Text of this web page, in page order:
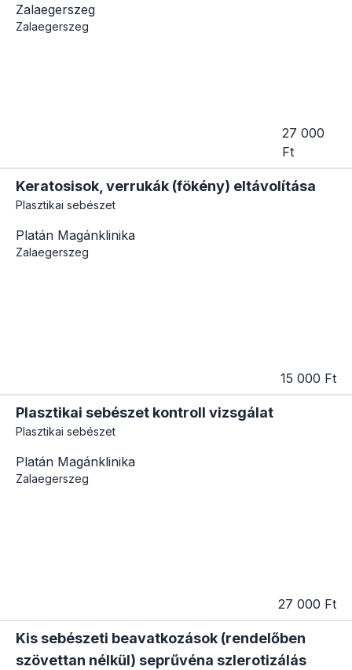
Zalaegerszeg
Zalaegerszeg
27 000
Ft
Keratosisok, verrukák (fökény) eltávolítása
Plasztikai sebészet
Platán Magánklinika
Zalaegerszeg
15 000 Ft
Plasztikai sebészet kontroll vizsgálat
Plasztikai sebészet
Platán Magánklinika
Zalaegerszeg
27 000 Ft
Kis sebészeti beavatkozások (rendelőben
szövettan nélkül) seprűvéna szlerotizálás